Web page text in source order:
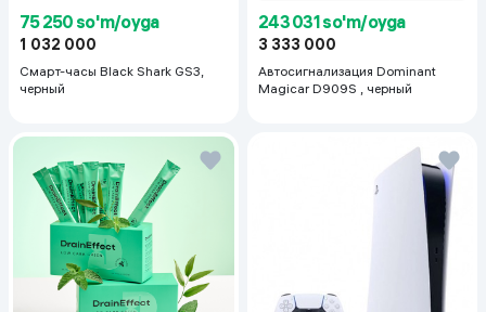
75 250 so'm/oyga
1 032 000
Смарт-часы Black Shark GS3,
черный
243 031 so'm/oyga
3 333 000
Автосигнализация Dominant
Magicar D909S , черный